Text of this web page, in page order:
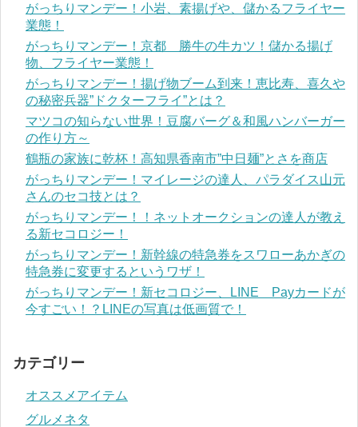
がっちりマンデー！小岩、素揚げや、儲かるフライヤー
業態！
がっちりマンデー！京都 勝牛の牛カツ！儲かる揚げ
物、フライヤー業態！
がっちりマンデー！揚げ物ブーム到来！恵比寿、喜久や
の秘密兵器”ドクターフライ”とは？
マツコの知らない世界！豆腐バーグ＆和風ハンバーガー
の作り方～
鶴瓶の家族に乾杯！高知県香南市”中日麺”とさを商店
がっちりマンデー！マイレージの達人、パラダイス山元
さんのセコ技とは？
がっちりマンデー！！ネットオークションの達人が教え
る新セコロジー！
がっちりマンデー！新幹線の特急券をスワローあかぎの
特急券に変更するというワザ！
がっちりマンデー！新セコロジー、LINE Payカードが
今すごい！？LINEの写真は低画質で！
カテゴリー
オススメアイテム
グルメネタ